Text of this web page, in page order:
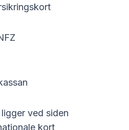
ved siden
kort